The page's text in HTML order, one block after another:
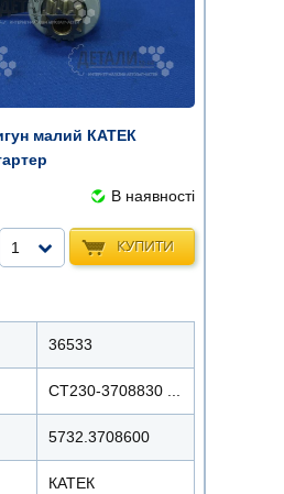
малий КАТЕК
В наявності
КУПИТИ
1
36533
СТ230-3708830 ...
5732.3708600
КАТЕК